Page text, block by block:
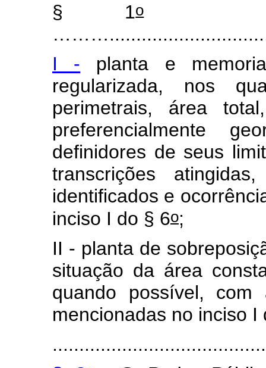
§ 1o
I - planta e
regularizada, nos
perimetrais, área
preferencialmente
definidores de seus
transcrições
identificados e
inciso I do § 6o;
II - planta de
situação da área
quando possível, com
mencionadas no inciso I